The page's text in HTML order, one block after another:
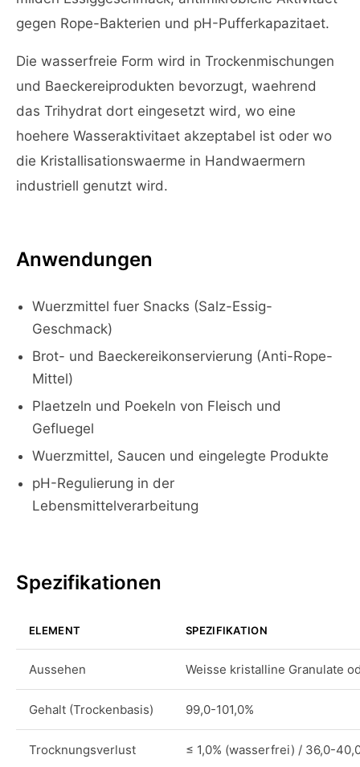
gegen Rope-Bakterien und pH-Pufferkapazitaet.
Die wasserfreie Form wird in Trockenmischungen
und Baeckereiprodukten bevorzugt, waehrend
das Trihydrat dort eingesetzt wird, wo eine
hoehere Wasseraktivitaet akzeptabel ist oder wo
die Kristallisationswaerme in Handwaermern
industriell genutzt wird.
Anwendungen
Wuerzmittel fuer Snacks (Salz-Essig-
Geschmack)
Brot- und Baeckereikonservierung (Anti-Rope-
Mittel)
Plaetzeln und Poekeln von Fleisch und
Gefluegel
Wuerzmittel, Saucen und eingelegte Produkte
pH-Regulierung in der
Lebensmittelverarbeitung
Spezifikationen
ELEMENT SPEZIFIKATION
Aussehen Weisse kristalline Granulate
Gehalt (Trockenbasis) 99,0-101,0%
Trocknungsverlust ≤ 1,0% (wasserfrei) / 36,0-